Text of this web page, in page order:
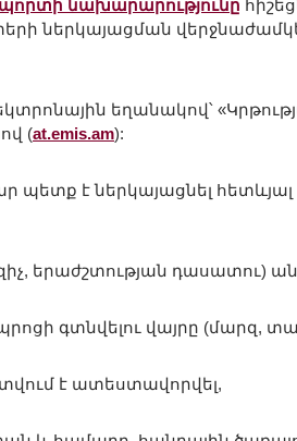
նախարարությունը
ներկայացման
եղանակով՝
(at.emis.am):
պետք է ներկայացնել
երաժշտության դասատու)
գտնվելու վայրը (մարզ,
է ատեստավորվել,